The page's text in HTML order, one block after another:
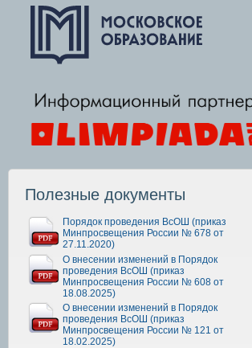
Полезные документы
Порядок проведения ВсОШ (приказ
Минпросвещения России № 678 от
27.11.2020)
О внесении изменений в Порядок
проведения ВсОШ (приказ
Минпросвещения России № 608 от
18.08.2025)
О внесении изменений в Порядок
проведения ВсОШ (приказ
Минпросвещения России № 121 от
18.02.2025)